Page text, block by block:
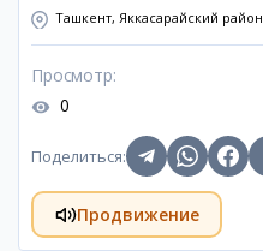
Ташкент, Яккасарайский район
Просмотр:
0
Поделиться:
Продвижение